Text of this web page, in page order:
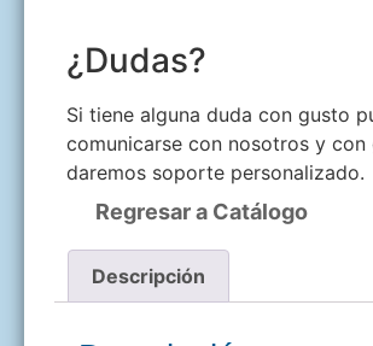
¿Dudas?
Si tiene alguna duda con gusto
comunicarse con nosotros y con
daremos soporte personalizado.
Regresar a Catálogo
Descripción